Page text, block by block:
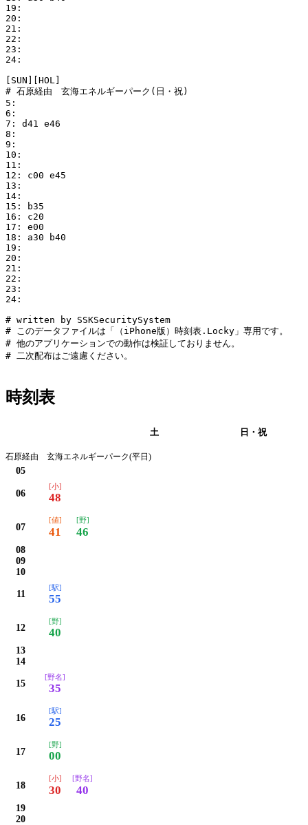
19:
20:
21:
22:
23:
24:
[SUN][HOL]
# 石原経由　玄海エネルギーパーク(日・祝)
5:
6:
7: d41 e46
8:
9:
10:
11:
12: c00 e45
13:
14:
15: b35
16: c20
17: e00
18: a30 b40
19:
20:
21:
22:
23:
24:
# written by SSKSecuritySystem
# このデータファイルは「（iPhone版）時刻表.Locky」専用です。
# 他のアプリケーションでの動作は検証しておりません。
# 二次配布はご遠慮ください。
時刻表
土 日・祝
石原経由 玄海エネルギーパーク(平日)
05
06
[小]
48
07
[値]
41
[野]
46
08
09
10
11
[駅]
55
12
[野]
40
13
14
15
[野名]
35
16
[駅]
25
17
[野]
00
18
[小]
30
[野名]
40
19
20